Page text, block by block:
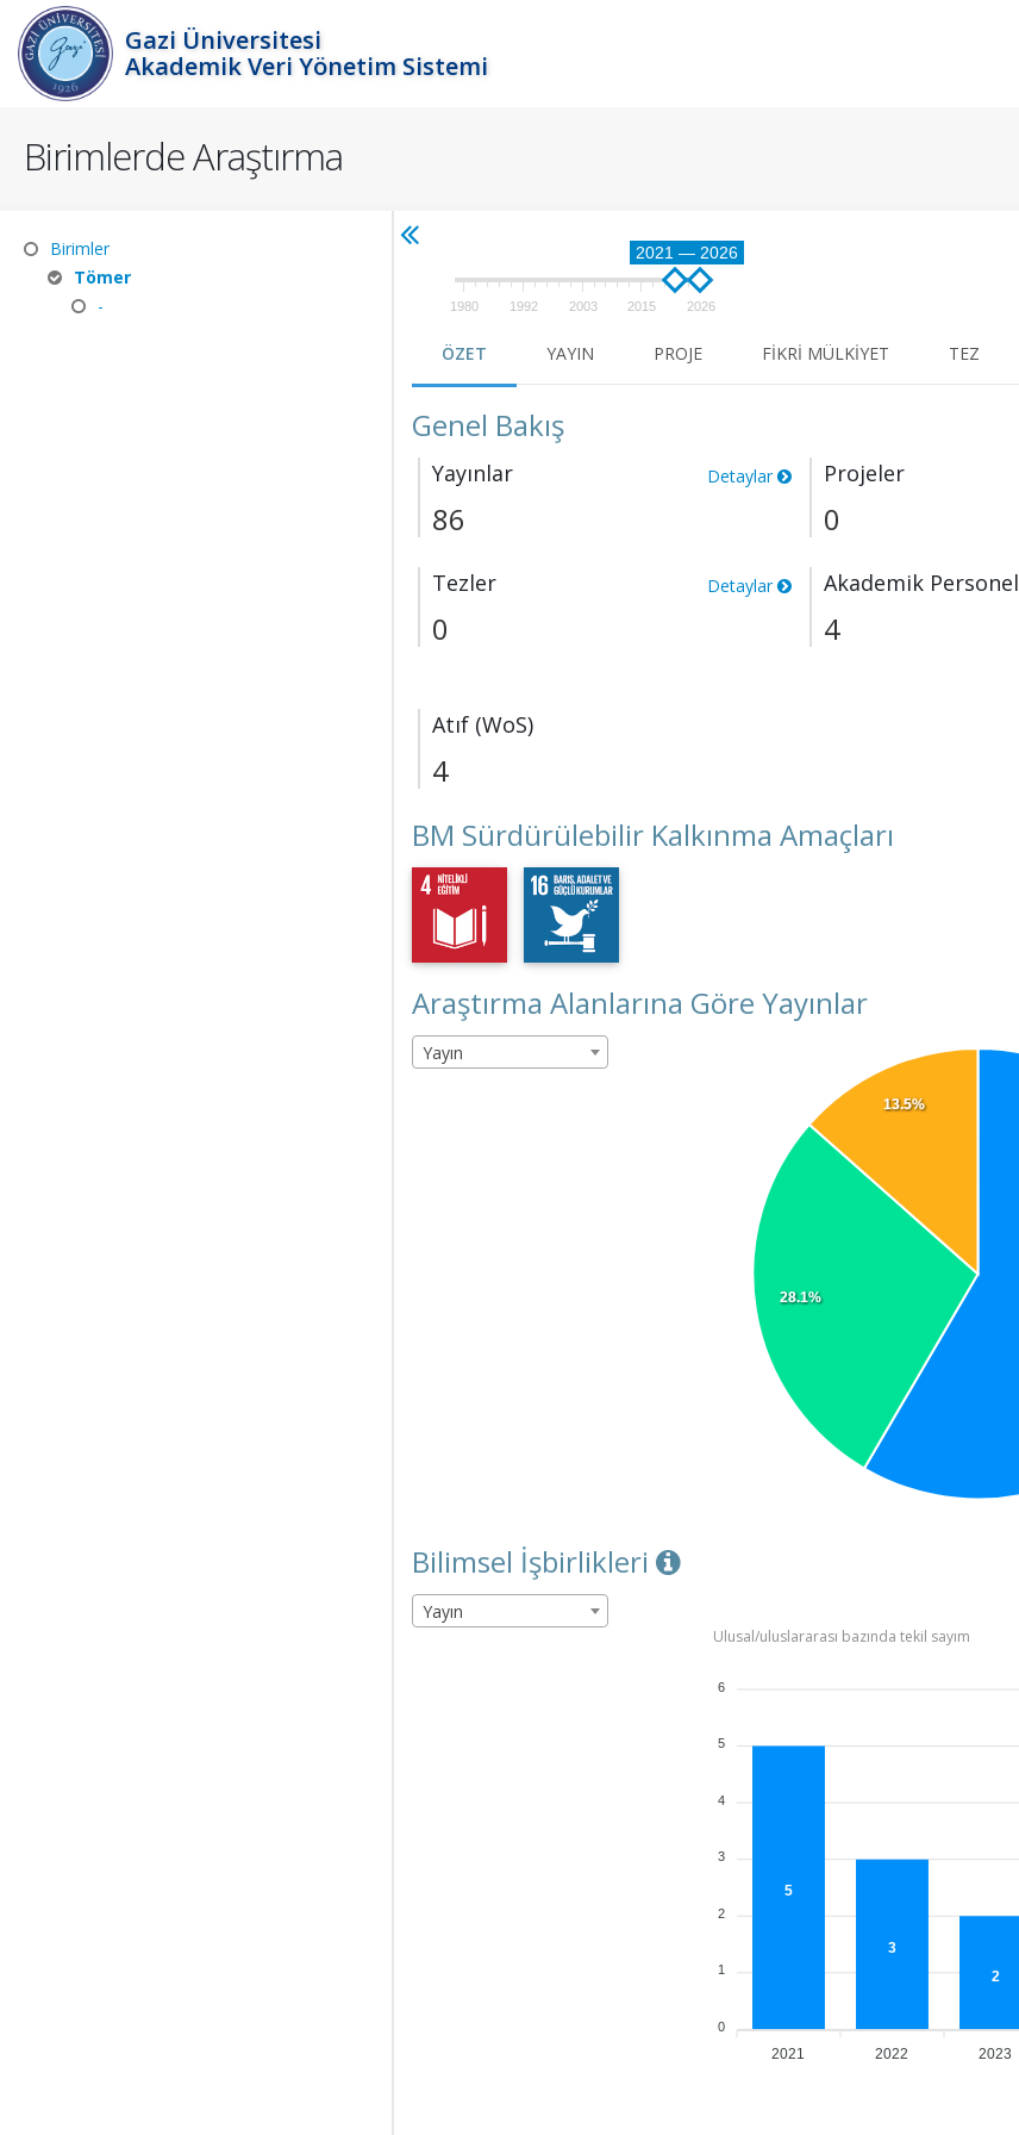
Gazi Üniversitesi
Akademik Veri Yönetim Sistemi
Birimlerde Araştırma
Birimler
Tömer
-
2021 — 2026
1980 1992 2003 2015 2026
ÖZET YAYIN PROJE FIKRI MÜLKIYET TEZ
Genel Bakış
Yayınlar Detaylar
86
Projeler
0
Tezler Detaylar
0
Akademik Personel
4
Atıf (WoS)
4
BM Sürdürülebilir Kalkınma Amaçları
Araştırma Alanlarına Göre Yayınlar
Yayın
28.1%
13.5%
Bilimsel İşbirlikleri
Yayın
Ulusal/uluslararası bazında tekil sayım
2021 2022 2023
5
3
2
6
5
4
3
2
1
0